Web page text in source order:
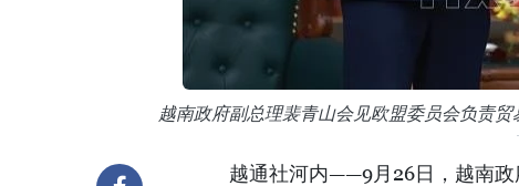
越南政府副总理裴青山会见欧盟委员会负责
越通社河内——9月26日，越南政